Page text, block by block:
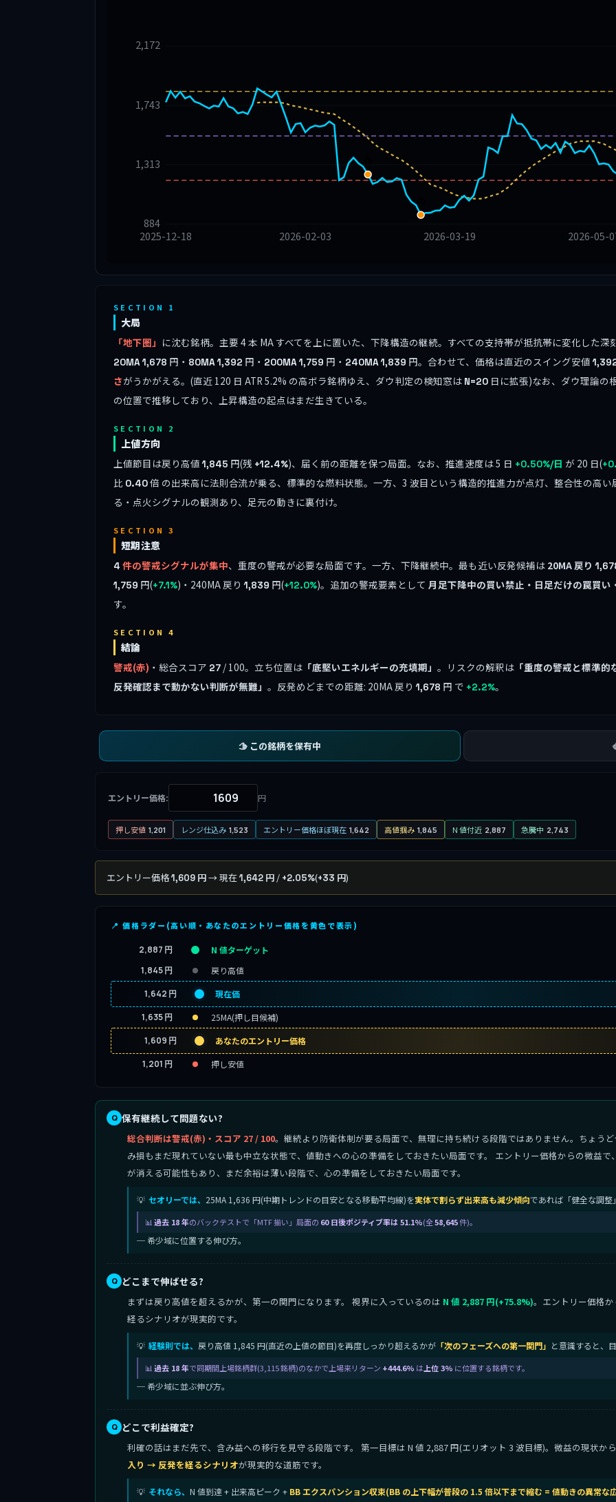
2,172
1,743
1,313
884
2025-12-18
2026-02-03 2026-03-19 2026-05-
🔥
🔥
SECTION 1
大局
「地下圏」 に沈む銘柄。主要 4 本 MA すべてを上に置いた、下降構造の継続。すべての支持帯が抵抗帯に変化した
20MA1,678 円・ 80MA1,392 円・ 200MA1,759 円・ 240MA1,839 円。合わせて、価格は直近のスイング安値
さがうかがえる。(直近 120 日 ATR 5.2% の高ボラ銘柄ゆえ、ダウ判定の検知窓は N=20 日に拡張)なお、ダウ理論の
の位置で推移しており、上昇構造の起点はまだ生きている。
SECTION 2
上値方向
上値節目は戻り高値1,845 円(残 +12.4%)、届く前の距離を保つ局面。なお、推進速度は 5 日 +0.50%/日 が 20 日(
比 0.40倍 の出来高に法則合流が乗る、標準的な燃料状態。一方、3 波目という構造的推進力が点灯、整合性の高
る・点火シグナルの観測あり、足元の動きに裏付け。
SECTION 3
短期注意
4 件の警戒シグナルが集中、重度の警戒が必要な局面です。一方、下降継続中。最も近い反発候補は 20MA 戻り
1,759 円(+7.1%)・240MA 戻り1,839 円(+12.0%)。追加の警戒要素として 月足下降中の買い禁止・日足だけの罠買い
す。
SECTION 4
結論
警戒(赤) ・総合スコア 27 / 100。立ち位置は 「底堅いエネルギーの充填期」 。リスクの解釈は 「重度の警戒と標準
反発確認まで動かない判断が無難」 。反発めどまでの距離: 20MA 戻り1,678 円 で +2.2%。
🫱 この銘柄を保有中
エントリー価格: 円
押し安値 1,201 レンジ仕込み 1,523 エントリー価格ほぼ現在 1,642 高値掴み 1,845 N 値付近 2,887 急騰中 2,743
エントリー価格1,609 円→ 現在1,642 円 / +2.05%(+33 円)
📍 価格ラダー(高い順・あなたのエントリー価格を黄色で表示)
2,887 円
N 値ターゲット
1,845 円
戻り高値
1,642 円
現在価
1,635 円
25MA(押し目候補)
1,609 円
あなたのエントリー価格
1,201 円
押し安値
保有継続して問題ない?
総合判断は警戒(赤)・スコア 27 / 100。継続より防衛体制が要る局面で、無理に持ち続ける段階ではありません。ちょう
み損もまだ現れていない最も中立な状態で、値動きへの心の準備をしておきたい局面です。 エントリー価格からの微益で
が消える可能性もあり、まだ余裕は薄い段階で、心の準備をしておきたい局面です。
セオリーでは、 25MA 1,636 円(中期トレンドの目安となる移動平均線)を実体で割らず出来高も減少傾向であれば「健全な調整
過去 18 年のバックテストで「MTF 揃い」局面の 60 日後ポジティブ率は 51.1%(全58,645件)。
─ 希少域に位置する伸び方。
どこまで伸ばせる?
まずは戻り高値を超えるかが、第一の関門になります。 視界に入っているのは N 値 2,887 円(+75.8%)。エントリー価格
経るシナリオが現実的です。
経験則では、 戻り高値 1,845 円(直近の上値の節目)を再度しっかり超えるかが 「次のフェーズへの第一関門」 と意識すると、
過去 18 年で同期間上場銘柄群(3,115 銘柄)のなかで上場来リターン +444.6% は 上位 3% に位置する銘柄です。
─ 希少域に並ぶ伸び方。
どこで利益確定?
利確の話はまだ先で、含み益への移行を見守る段階です。 第一目標は N 値 2,887 円(エリオット 3 波目標)。微益の現状か
入り → 反発を経るシナリオが現実的な道筋です。
それなら、 N 値到達 + 出来高ピーク + BB エクスパンション収束(BB の上下幅が普段の 1.5 倍以下まで縮む = 値動きの異常な